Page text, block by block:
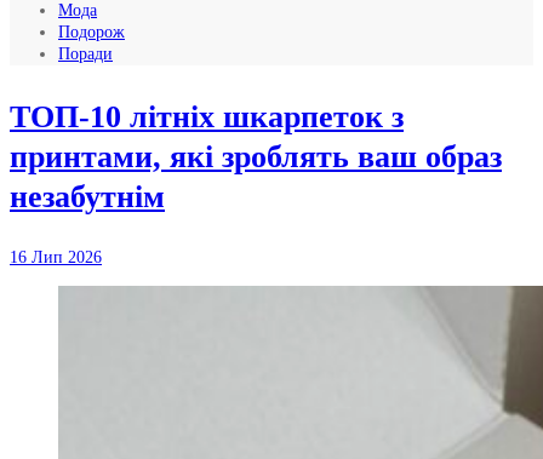
Мода
Подорож
Поради
ТОП-10 літніх шкарпеток з
принтами, які зроблять ваш образ
незабутнім
16 Лип 2026